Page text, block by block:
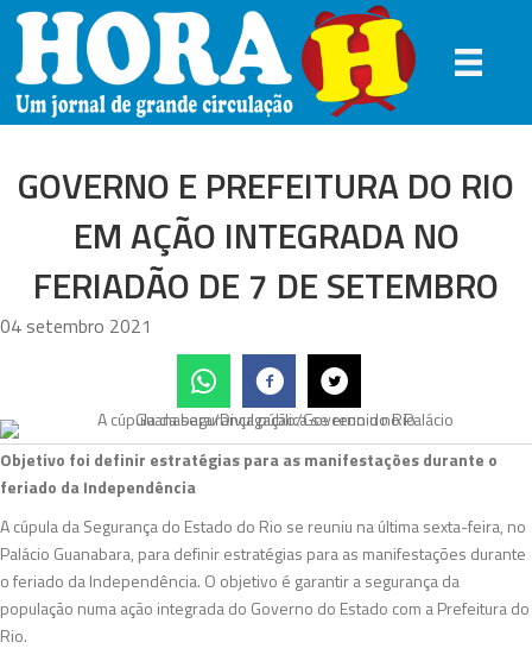
GOVERNO E PREFEITURA DO RIO
EM AÇÃO INTEGRADA NO
FERIADÃO DE 7 DE SETEMBRO
04 setembro 2021
Objetivo foi definir estratégias para as manifestações durante o
feriado da Independência
A cúpula da Segurança do Estado do Rio se reuniu na última sexta-feira, no
Palácio Guanabara, para definir estratégias para as manifestações durante
o feriado da Independência. O objetivo é garantir a segurança da
população numa ação integrada do Governo do Estado com a Prefeitura do
Rio.